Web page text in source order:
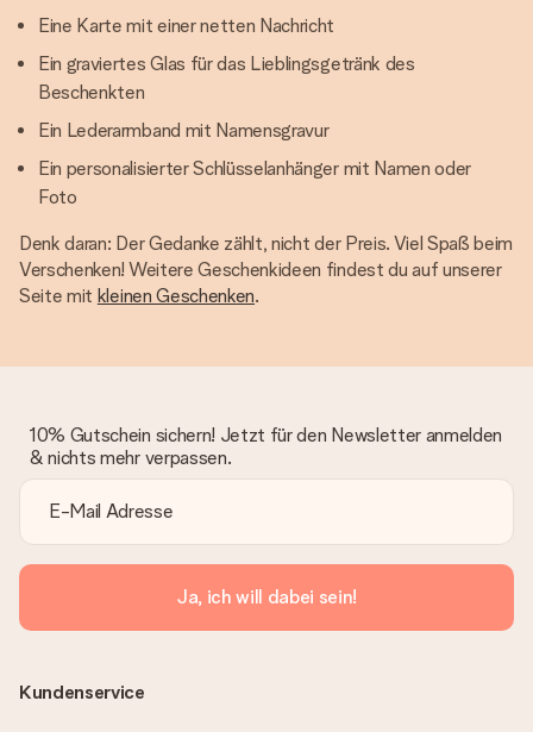
Eine Karte mit einer netten Nachricht
Ein graviertes Glas für das Lieblingsgetränk des
Beschenkten
Ein Lederarmband mit Namensgravur
Ein personalisierter Schlüsselanhänger mit Namen oder
Foto
Denk daran: Der Gedanke zählt, nicht der Preis. Viel Spaß beim
Verschenken! Weitere Geschenkideen findest du auf unserer
Seite mit kleinen Geschenken.
10% Gutschein sichern! Jetzt für den Newsletter anmelden
& nichts mehr verpassen.
Ja, ich will dabei sein!
Kundenservice